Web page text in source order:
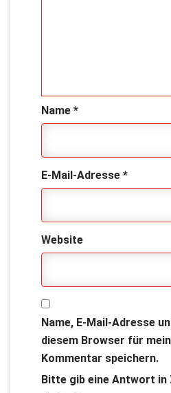
Name *
E-Mail-Adresse *
Website
Name, E-Mail-Adresse
diesem Browser für
Kommentar speichern.
Bitte gib eine Antwort in